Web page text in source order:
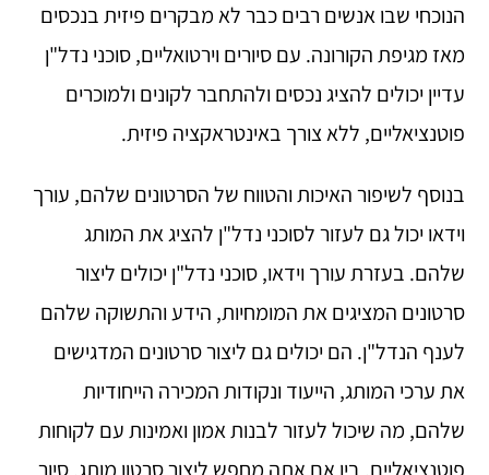
הנוכחי שבו אנשים רבים כבר לא מבקרים פיזית בנכסים
מאז מגיפת הקורונה. עם סיורים וירטואליים, סוכני נדל"ן
עדיין יכולים להציג נכסים ולהתחבר לקונים ולמוכרים
פוטנציאליים, ללא צורך באינטראקציה פיזית.
בנוסף לשיפור האיכות והטווח של הסרטונים שלהם, עורך
וידאו יכול גם לעזור לסוכני נדל"ן להציג את המותג
שלהם. בעזרת עורך וידאו, סוכני נדל"ן יכולים ליצור
סרטונים המציגים את המומחיות, הידע והתשוקה שלהם
לענף הנדל"ן. הם יכולים גם ליצור סרטונים המדגישים
את ערכי המותג, הייעוד ונקודות המכירה הייחודיות
שלהם, מה שיכול לעזור לבנות אמון ואמינות עם לקוחות